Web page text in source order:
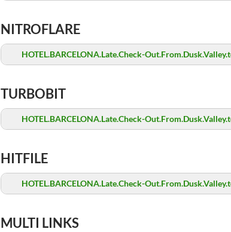
NITROFLARE
HOTEL.BARCELONA.Late.Check-
TURBOBIT
HOTEL.BARCELONA.Late.Check-
HITFILE
HOTEL.BARCELONA.Late.Check-
MULTI LINKS